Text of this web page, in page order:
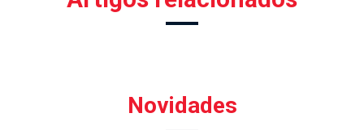
Novidades